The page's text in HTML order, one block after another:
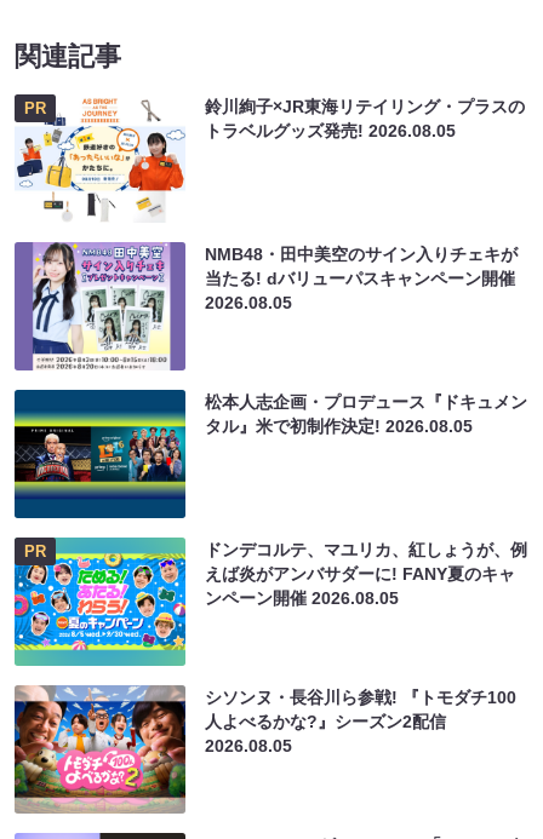
関連記事
PR
鈴川絢子×JR東海リテイリング・プラスの
トラベルグッズ発売!2026.08.05
NMB48・田中美空のサイン入りチェキが
当たる! dバリューパスキャンペーン開催
2026.08.05
松本人志企画・プロデュース『ドキュメン
タル』米で初制作決定!2026.08.05
PR
ドンデコルテ、マユリカ、紅しょうが、例
えば炎がアンバサダーに! FANY夏のキャ
ンペーン開催2026.08.05
シソンヌ・長谷川ら参戦! 『トモダチ100
人よべるかな?』シーズン2配信
2026.08.05